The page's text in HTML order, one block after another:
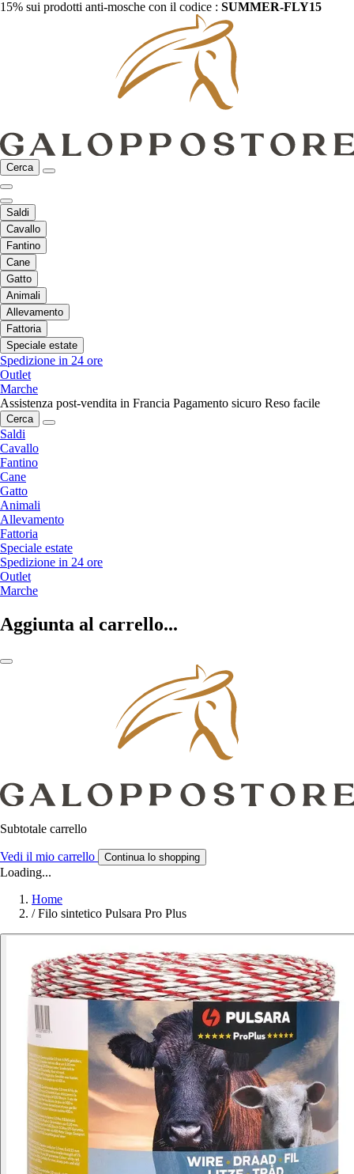
15% sui prodotti anti-mosche con il codice : SUMMER-FLY15
Cerca
Saldi
Cavallo
Fantino
Cane
Gatto
Animali
Allevamento
Fattoria
Speciale estate
Spedizione in 24 ore
Outlet
Marche
Assistenza post-vendita in Francia Pagamento sicuro Reso facile
Cerca
Saldi
Cavallo
Fantino
Cane
Gatto
Animali
Allevamento
Fattoria
Speciale estate
Spedizione in 24 ore
Outlet
Marche
Aggiunta al carrello...
Subtotale carrello
Vedi il mio carrello Continua lo shopping
Loading...
Home
/ Filo sintetico Pulsara Pro Plus